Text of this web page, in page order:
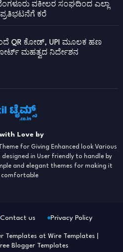
ವಕೀಲರ ಸಂಘದಿಂದ ಎಲ್ಲಾ
ಕರೆ
QR ಕೋಡ್, UPI ಮೂಲಕ ಹಣ
ಮಹತ್ವದ ನಿರ್ದೇಶನ
Love by
for Giving Enhanced look Various
designed in User friendly to handle by
and elegant themes for making it
comfortable
Templates at Wire Templates |
Blogger Templates
Contact us Privacy Policy